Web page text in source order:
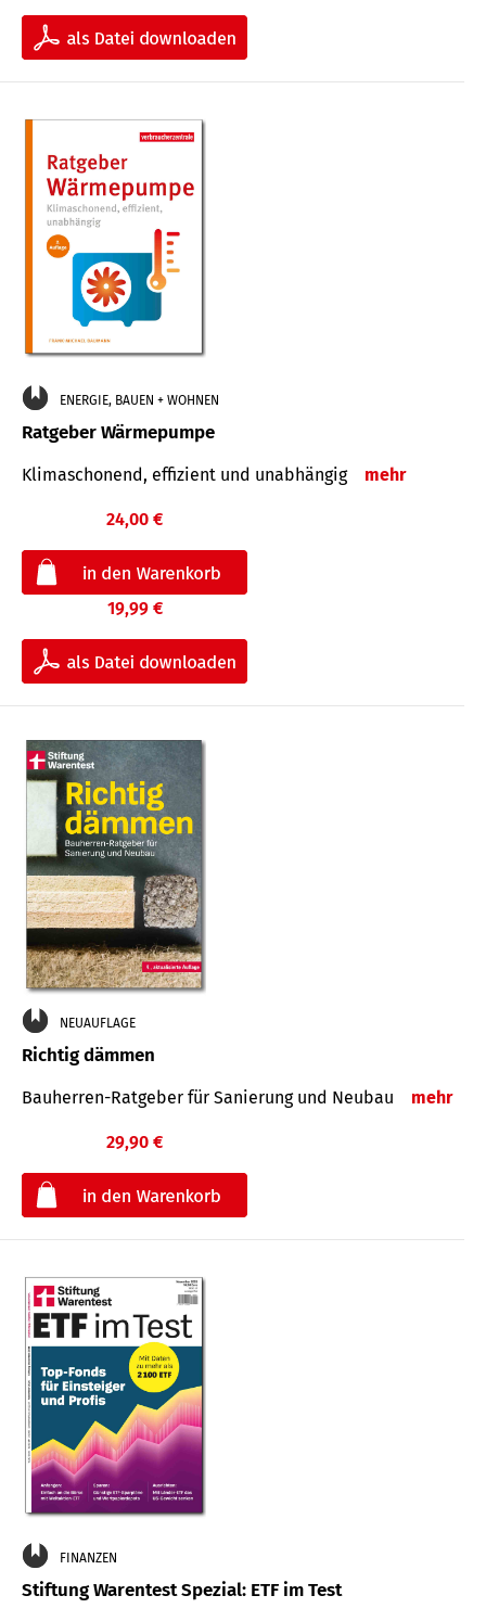
ENERGIE, BAUEN + WOHNEN
Ratgeber Wärmepumpe
Klimaschonend, effizient und unabhängig mehr
24,00 €
19,99 €
NEUAUFLAGE
Richtig dämmen
Bauherren-Ratgeber für Sanierung und Neubau mehr
29,90 €
FINANZEN
Stiftung Warentest Spezial: ETF im Test